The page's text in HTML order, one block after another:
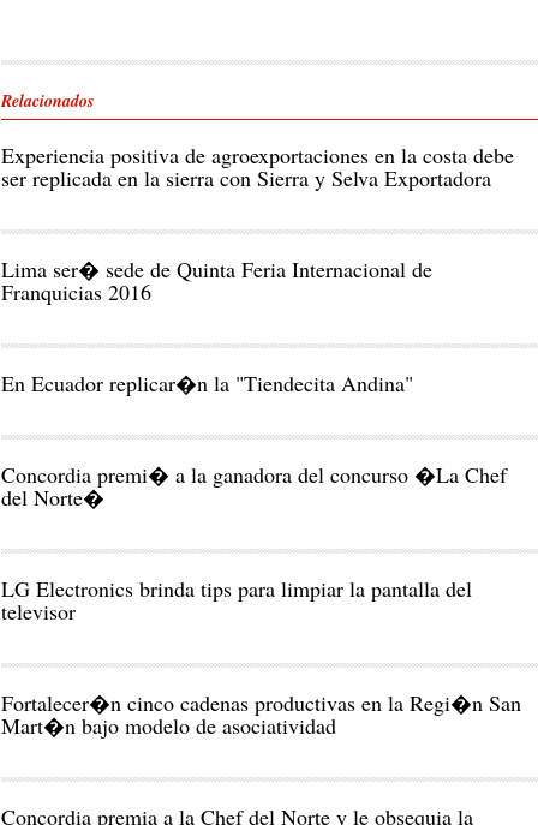
Relacionados
Experiencia positiva de agroexportaciones en la costa debe
ser replicada en la sierra con Sierra y Selva Exportadora
Lima ser� sede de Quinta Feria Internacional de
Franquicias 2016
En Ecuador replicar�n la "Tiendecita Andina"
Concordia premi� a la ganadora del concurso �La Chef
del Norte�
LG Electronics brinda tips para limpiar la pantalla del
televisor
Fortalecer�n cinco cadenas productivas en la Regi�n San
Mart�n bajo modelo de asociatividad
Concordia premia a la Chef del Norte y le obsequia la